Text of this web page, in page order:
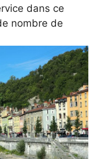
dans ce
nombre de